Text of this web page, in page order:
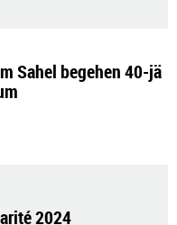
Sahel begehen 40-jä
2024